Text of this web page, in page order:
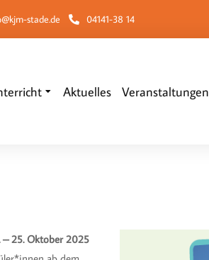
stade.de 04141-38 14
Aktuelles Veranstaltungen
– 25. Oktober 2025